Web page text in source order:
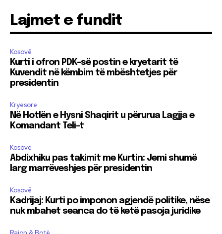
Lajmet e fundit
Kosovë
Kurti i ofron PDK-së postin e kryetarit të
Kuvendit në këmbim të mbështetjes për
presidentin
Kryesore
Në Hotlën e Hysni Shaqirit u përurua Lagjja e
Komandant Teli-t
Kosovë
Abdixhiku pas takimit me Kurtin: Jemi shumë
larg marrëveshjes për presidentin
Kosovë
Kadrijaj: Kurti po imponon agjendë politike, nëse
nuk mbahet seanca do të ketë pasoja juridike